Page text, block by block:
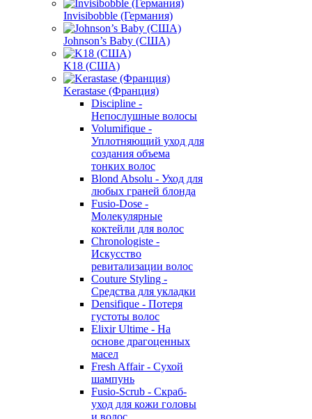
Invisibobble (Германия)
Johnson’s Baby (США)
K18 (США)
Kerastase (Франция)
Discipline -
Непослушные волосы
Volumifique -
Уплотняющий уход для
создания объема
тонких волос
Blond Absolu - Уход для
любых граней блонда
Fusio-Dose -
Молекулярные
коктейли для волос
Chronologiste -
Искусство
ревитализации волос
Couture Styling -
Средства для укладки
Densifique - Потеря
густоты волос
Elixir Ultime - На
основе драгоценных
масел
Fresh Affair - Сухой
шампунь
Fusio-Scrub - Скраб-
уход для кожи головы
и волос